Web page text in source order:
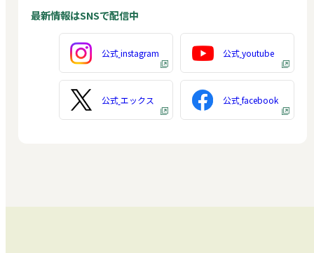
最新情報はSNSで配信中
公式 instagram 公式youtube
公式 エックス 公式facebook